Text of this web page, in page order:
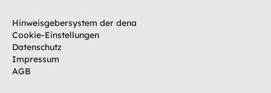
b
e
g
r
i
e
n
Hinweisgebersystem der dena
Cookie-Einstellungen
Datenschutz
Impressum
AGB